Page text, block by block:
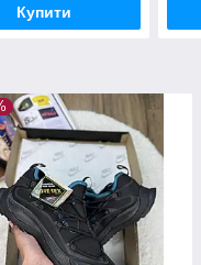
Купити